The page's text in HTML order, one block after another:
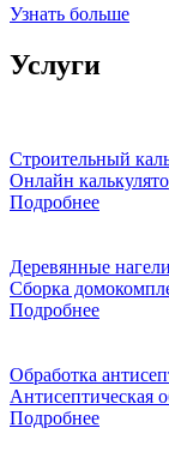
Узнать больше
Услуги
Строительный
Онлайн
Подробнее
Деревянные нагели
Сборка
Подробнее
Обработка
Антисептическая
Подробнее